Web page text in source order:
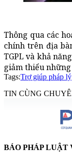
Thông qua các
chính trên địa
TGPL và khả
giảm thiểu
Tags:Trợ giúp pháp lý
TIN CÙNG
BÁO PHÁP LUẬT